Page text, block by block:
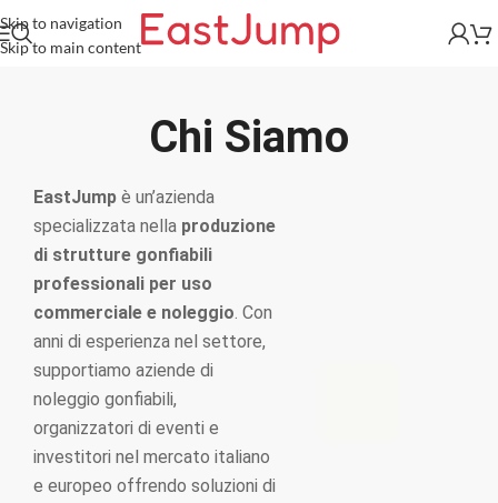
Skip to navigation
Skip to main content
Chi Siamo
EastJump è un’azienda
specializzata nella produzione
di strutture gonfiabili
professionali per uso
commerciale e noleggio. Con
anni di esperienza nel settore,
supportiamo aziende di
noleggio gonfiabili,
organizzatori di eventi e
investitori nel mercato italiano
e europeo offrendo soluzioni di